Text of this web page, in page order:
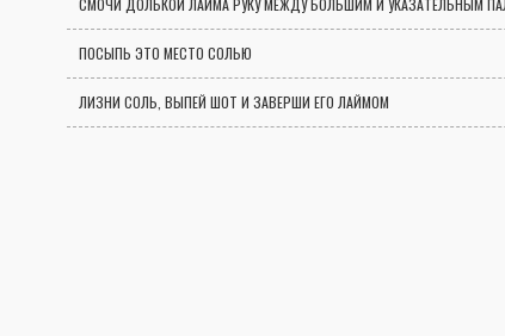
СМОЧИ ДОЛЬКОЙ ЛАЙМА РУКУ МЕЖДУ БОЛЬШИМ И УКАЗАТЕЛЬНЫМ
ПОСЫПЬ ЭТО МЕСТО СОЛЬЮ
ЛИЗНИ СОЛЬ, ВЫПЕЙ ШОТ И ЗАВЕРШИ ЕГО ЛАЙМОМ